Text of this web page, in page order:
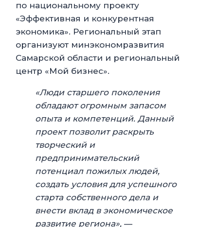
по национальному проекту
«Эффективная и конкурентная
экономика». Региональный этап
организуют минэкономразвития
Самарской области и региональный
центр «Мой бизнес».
«Люди старшего поколения
обладают огромным запасом
опыта и компетенций. Данный
проект позволит раскрыть
творческий и
предпринимательский
потенциал пожилых людей,
создать условия для успешного
старта собственного дела и
внести вклад в экономическое
развитие региона», —